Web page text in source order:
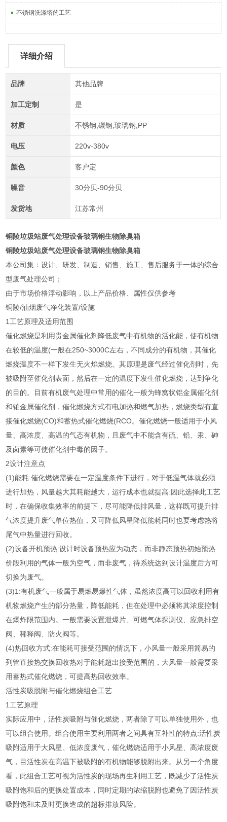
不锈钢洗涤塔的工艺
详细介绍
品牌 其他品牌
加工定制 是
材质 不锈钢,碳钢,玻璃钢,PP
电压 220v-380v
颜色 客户定
噪音 30分贝-90分贝
发货地 江苏常州
铜陵垃圾站废气处理设备玻璃钢生物除臭箱
铜陵垃圾站废气处理设备玻璃钢生物除臭箱
本公司集：设计、研发、制造、销售、施工、售后服务于一体的综合
型废气处理公司；
由于市场价格浮动影响，以上产品价格、属性仅供参考
铜陵/油烟废气净化装置/设施
1工艺原理及适用范围
催化燃烧是利用贵金属催化剂降低废气中有机物的活化能，使有机物
在较低的温度(一般在250~3000C左右，不同成分的有机物，其催化
燃烧温度不一样下发生无火焰燃烧。其原理是废气经过催化剂时，先
被吸附至催化剂表面，然后在一定的温度下发生催化燃烧，达到争化
的目的。目前有机废气处理中常用的催化一般为蜂窝状铝金属催化剂
和铂金属催化剂，催化燃烧方式有电加热和燃气加热，燃烧类型有直
接催化燃烧(CO)和蓄热式催化燃烧(RCO。催化燃烧一般适用于小风
量、高浓度、高温的气态有机物，且废气中不能含有硫、铅、汞、砷
及卤素等可使催化剂中毒的因子。
2设计注意点
(1)能耗:催化燃烧需要在一定温度条件下进行，对于低温气体就必须
进行加热，风量越大其耗能越大，运行成本也就提高:因此选择此工艺
时，在确保收集效率的前提下，尽可能降低排风量，这样既可提升排
气浓度提升废气单位热值，又可降低风星降低能耗同时也要考虑热将
尾气中热量进行回收。
(2)设备开机预热:设计时设备预热应为动态，而非静态预热初始预热
价段利用的气体一般为空气，而非废气，待系统达到设计温度后方可
切换为废气。
(3)1:有机废气一般属于易燃易爆性气体，虽然浓度高可以回收利用有
机物燃烧产生的部分热量，降低能耗，但在处理中必须将其浓度控制
在爆炸限范围内。一般需要设置泄爆片、可燃气体探测仪、应急排空
阀、稀释阀、防火阀等。
(4)热回收方式:在能耗可接受范围的情况下，小风量一般采用简易的
列管直接热交换回收热对于能耗超出接受范围的，大风量一般需要采
用蓄热式催化燃烧，可提高热回收效率。
活性炭吸脱附与催化燃烧组合工艺
1工艺原理
实际应用中，活性炭吸附与催化燃烧，两者除了可以单独使用外，也
可以组合使用。组合使用主要利用两者之间具有互补性的特点:活性炭
吸附适用于大风星、低浓度废气，催化燃烧适用于小风星、高浓度废
气，目活性炭在高温下被吸附的有机物能够脱附出来。从另一个角度
看，此组合工艺可视为活性炭的现场再生利用工艺，既减少了活性炭
吸附饱和后的更换处置成本，同时定期的浓缩脱附也避免了因活性炭
吸附饱和未及时更换造成的超标排放风险。